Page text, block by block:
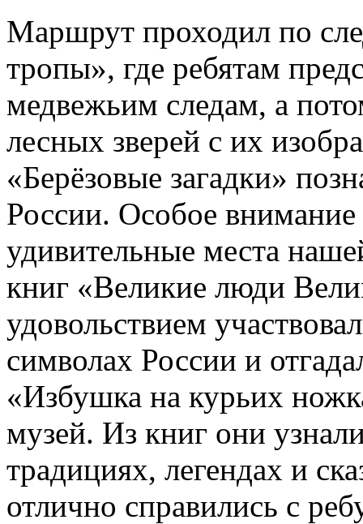
Маршрут проходил по
тропы», где ребятам
медвежьим следам, а
лесных зверей с их
«Берёзовые загадки»
России. Особое
удивительные места
книг «Великие люди
удовольствием
символах России и
«Избушка на курьих
музей. Из книг они
традициях, легендах и
отлично справились с